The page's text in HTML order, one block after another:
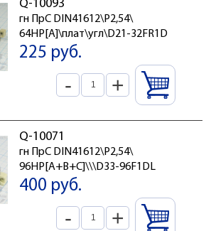
Q-10093
гн ПрС DIN41612\P2,54\
64HP[A]\плат\угл\D21-32FR1D
225 руб.
- +
Q-10071
гн ПрС DIN41612\P2,54\
96HP[A+B+C]\\\D33-96F1DL
400 руб.
- +